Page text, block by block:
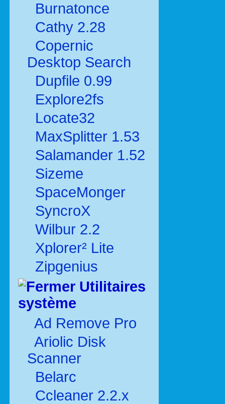
Burnatonce
Cathy 2.28
Copernic
Desktop Search
Dupfile 0.99
Explore2fs
Locate32
MaxSplitter 1.53
Salamander 1.52
Sizeme
SpaceMonger
SyncroX
Wilbur 2.2
Xplorer² Lite
Zipgenius
Utilitaires
système
Ad Remove Pro
Ariolic Disk
Scanner
Belarc
Ccleaner 2.2.x